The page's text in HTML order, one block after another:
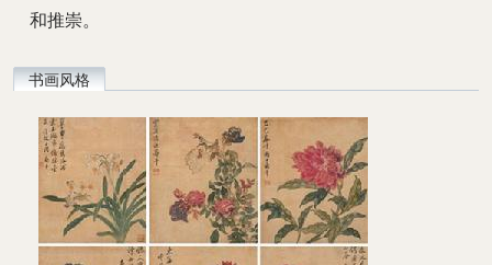
和推崇。
书画风格